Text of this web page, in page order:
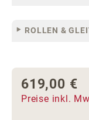
ROLLEN &
Regulärer
619,00 €
Preise inkl.